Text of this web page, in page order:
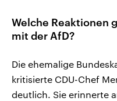
Welche Reaktionen
mit der AfD?
Die ehemalige
kritisierte CDU-Chef
deutlich. Sie erinnerte